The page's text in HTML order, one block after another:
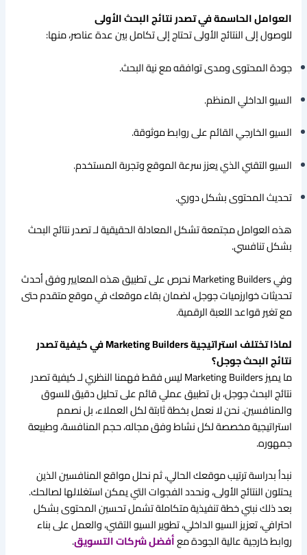
العوامل الحاسمة في تصدر نتائج البحث الأولى
للوصول إلى النتائج الأولى تحتاج إلى تكامل بين عدة عناصر، منها:
جودة المحتوى ومدى توافقه مع نية البحث.
السيو الداخلي المنظم.
السيو الخارجي القائم على روابط موثوقة.
السيو التقني الذي يعزز سرعة الموقع وتجربة المستخدم.
تحديث المحتوى بشكل دوري.
هذه العوامل مجتمعة تشكل المعادلة الحقيقية لـ تصدر نتائج البحث
بشكل تنافسي.
وفي Marketing Builders نحرص على تطبيق هذه المعايير وفق أحدث
تحديثات خوارزميات جوجل، لضمان بقاء موقعك في موقع متقدم حتى
مع تغير قواعد اللعبة الرقمية.
لماذا تختلف استراتيجية Marketing Builders في كيفية تصدر
نتائج البحث جوجل؟
ما يميز Marketing Builders ليس فقط فهمنا النظري لـ كيفية تصدر
نتائج البحث جوجل، بل تطبيق عملي قائم على تحليل دقيق للسوق
والمنافسين. نحن لا نعمل بخطة ثابتة لكل العملاء، بل نصمم
استراتيجية مخصصة لكل نشاط وفق مجاله، حجم المنافسة، وطبيعة
جمهوره.
نبدأ بدراسة ترتيب موقعك الحالي، ثم نحلل مواقع المنافسين الذين
يحتلون النتائج الأولى، ونحدد الفجوات التي يمكن استغلالها لصالحك.
بعد ذلك نبني خطة تنفيذية متكاملة تشمل تحسين المحتوى بشكل
احترافي، تعزيز السيو الداخلي، تطوير السيو التقني، والعمل على بناء
روابط خارجية عالية الجودة معأفضل شركات التسويق.